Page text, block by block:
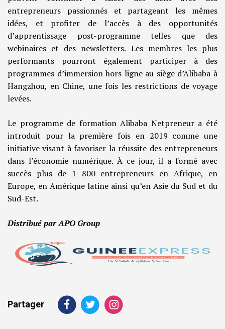
entrepreneurs passionnés et partageant les mêmes
idées, et profiter de l’accès à des opportunités
d’apprentissage post-programme telles que des
webinaires et des newsletters. Les membres les plus
performants pourront également participer à des
programmes d’immersion hors ligne au siège d’Alibaba à
Hangzhou, en Chine, une fois les restrictions de voyage
levées.
Le programme de formation Alibaba Netpreneur a été
introduit pour la première fois en 2019 comme une
initiative visant à favoriser la réussite des entrepreneurs
dans l’économie numérique. À ce jour, il a formé avec
succès plus de 1 800 entrepreneurs en Afrique, en
Europe, en Amérique latine ainsi qu’en Asie du Sud et du
Sud-Est.
Distribué par APO Group
Partager